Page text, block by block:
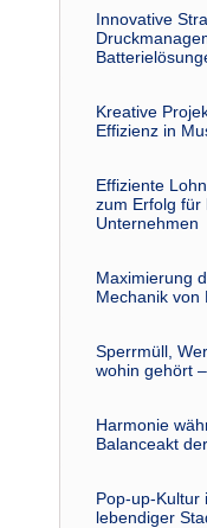
Innovative
Kreative
Effizienz in
Effiziente
zum Erfolg für
Unternehmen
Maximierung
Mechanik von
Sperrmüll,
wohin gehört
Harmonie
Balanceakt
Pop-up-Kultur
lebendiger